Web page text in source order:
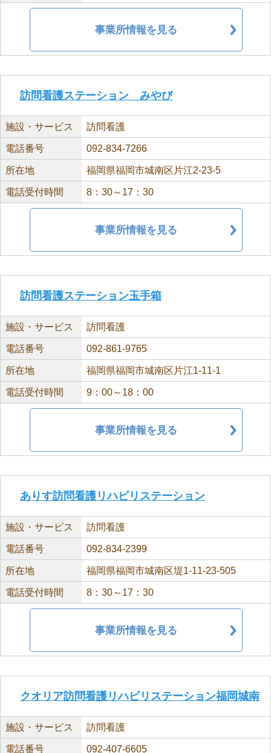
事業所情報を見る
訪問看護ステーション みやび
施設・サービス 訪問看護
電話番号 092-834-7266
所在地 福岡県福岡市城南区片江2-23-5
電話受付時間 8：30～17：30
事業所情報を見る
訪問看護ステーション玉手箱
施設・サービス 訪問看護
電話番号 092-861-9765
所在地 福岡県福岡市城南区片江1-11-1
電話受付時間 9：00～18：00
事業所情報を見る
ありす訪問看護リハビリステーション
施設・サービス 訪問看護
電話番号 092-834-2399
所在地 福岡県福岡市城南区堤1-11-23-505
電話受付時間 8：30～17：30
事業所情報を見る
クオリア訪問看護リハビリステーション福岡城南
施設・サービス 訪問看護
電話番号 092-407-6605